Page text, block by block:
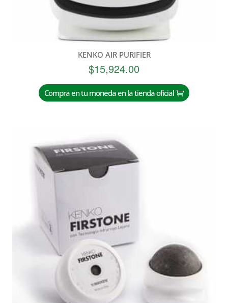
KENKO AIR PURIFIER
$15,924.00
Compra en tu moneda en la tienda oficial